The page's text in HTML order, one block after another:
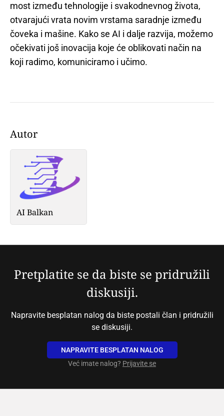
most između tehnologije i svakodnevnog života,
otvarajući vrata novim vrstama saradnje između
čoveka i mašine. Kako se AI i dalje razvija, možemo
očekivati još inovacija koje će oblikovati način na
koji radimo, komuniciramo i učimo.
Autor
AI Balkan
Pretplatite se da biste se pridružili
diskusiji.
Napravite besplatan nalog da biste postali član i pridružili
se diskusiji.
NAPRAVITE BESPLATAN NALOG
Već imate nalog? Prijavite se